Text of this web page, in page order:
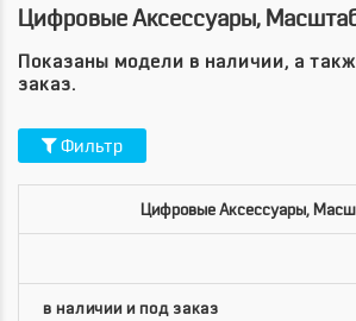
Цифровые Аксессуары,
Показаны модели в наличии, а
заказ.
Фильтр
Цифровые Аксессуары,